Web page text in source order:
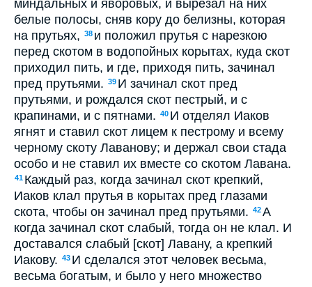
миндальных и яворовых, и вырезал на них
белые полосы, сняв кору до белизны, которая
на прутьях, 38 и положил прутья с нарезкою
перед скотом в водопойных корытах, куда скот
приходил пить, и где, приходя пить, зачинал
пред прутьями. 39 И зачинал скот пред
прутьями, и рождался скот пестрый, и с
крапинами, и с пятнами. 40 И отделял Иаков
ягнят и ставил скот лицем к пестрому и всему
черному скоту Лаванову; и держал свои стада
особо и не ставил их вместе со скотом Лавана.
41 Каждый раз, когда зачинал скот крепкий,
Иаков клал прутья в корытах пред глазами
скота, чтобы он зачинал пред прутьями. 42А
когда зачинал скот слабый, тогда он не клал. И
доставался слабый [скот] Лавану, а крепкий
Иакову. 43 И сделался этот человек весьма,
весьма богатым, и было у него множество